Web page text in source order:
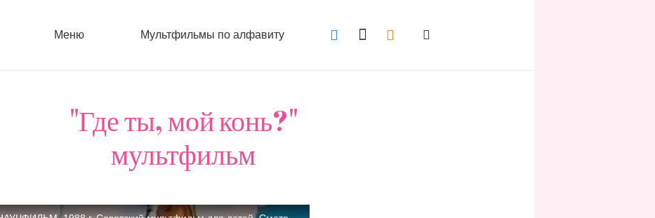
Меню Мультфильмы по алфавиту
"Где ты, мой конь?"
мультфильм